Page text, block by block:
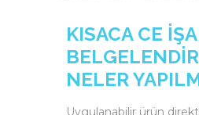
KISACA CE
NELER
Uygulanabilir ürün